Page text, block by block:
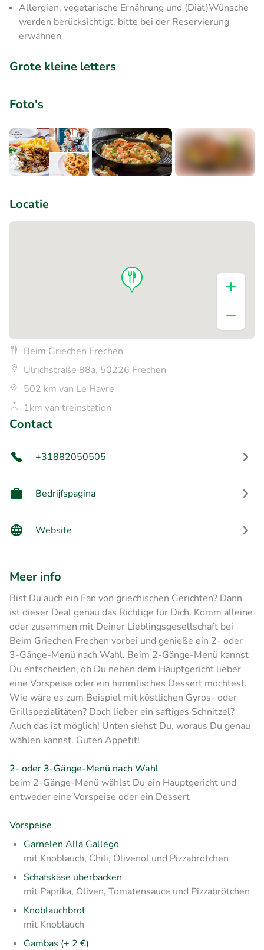
Allergien, vegetarische Ernährung und (Diät)Wünsche
werden berücksichtigt, bitte bei der Reservierung
erwähnen
Grote kleine letters
Foto's
Locatie
Beim Griechen Frechen
Ulrichstraße 88a, 50226 Frechen
502 km van Le Havre
1km van treinstation
Contact
+31882050505
Bedrijfspagina
Website
Meer info
Bist Du auch ein Fan von griechischen Gerichten? Dann
ist dieser Deal genau das Richtige für Dich. Komm alleine
oder zusammen mit Deiner Lieblingsgesellschaft bei
Beim Griechen Frechen vorbei und genieße ein 2- oder
3-Gänge-Menü nach Wahl. Beim 2-Gänge-Menü kannst
Du entscheiden, ob Du neben dem Hauptgericht lieber
eine Vorspeise oder ein himmlisches Dessert möchtest.
Wie wäre es zum Beispiel mit köstlichen Gyros- oder
Grillspezialitäten? Doch lieber ein saftiges Schnitzel?
Auch das ist möglich! Unten siehst Du, woraus Du genau
wählen kannst. Guten Appetit!
2- oder 3-Gänge-Menü nach Wahl
beim 2-Gänge-Menü wählst Du ein Hauptgericht und
entweder eine Vorspeise oder ein Dessert
Vorspeise
Garnelen Alla Gallego
mit Knoblauch, Chili, Olivenöl und Pizzabrötchen
Schafskäse überbacken
mit Paprika, Oliven, Tomatensauce und Pizzabrötchen
Knoblauchbrot
mit Knoblauch
Gambas (+ 2 €)